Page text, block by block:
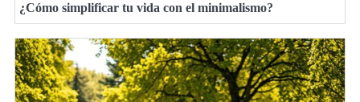
¿Cómo simplificar tu vida con el minimalismo?